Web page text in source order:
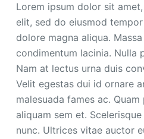
n
u
Lorem ipsum dolor sit
elit, sed do eiusmod
dolore magna aliqua.
condimentum lacinia. Nulla
Nam at lectus urna duis
Velit egestas dui id ornare
malesuada fames ac.
aliquam sem et.
nunc. Ultrices vitae auctor